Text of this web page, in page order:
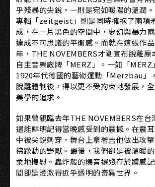
乎殘暴的尖銳，一則是宛如暖陽的溫潤
專輯「zeitgeist」則是同時擁抱了兩項
成，在一片黑色的空間中，夢幻與暴力
達成不可思議的平衡感。而就在這張作
年，THE NOVEMBERS才剛宣布脫離原
自主音樂廠牌「MERZ」。一如「MERZ
1920年代德國的藝術運動「Merzbau」
脫離體制後，得以更不受拘束地發展，
美學的追求。
如果曾親臨去年THE NOVEMBERS在台
還能鮮明記得當晚感受到的震撼。在震
中被尖銳刺穿，舞台上拿著吉他做出攻
彿躁動的野獸。最後，我們卻是被溫暖
柔地撫慰。轟炸般的爆音還殘存於體感
間卻是澄澈得近乎透明的奇異世界。